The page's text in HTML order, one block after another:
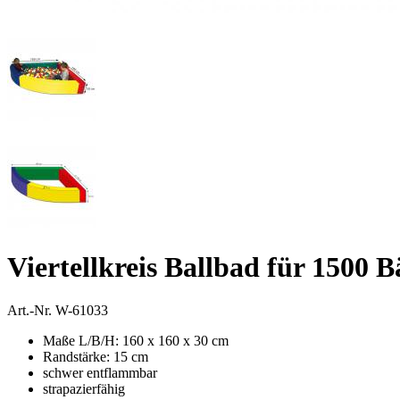
Viertellkreis Ballbad für 1500
Art.-Nr. W-61033
Maße L/B/H: 160 x 160 x 30 cm
Randstärke: 15 cm
schwer entflammbar
strapazierfähig